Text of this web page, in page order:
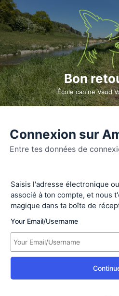
Connexion sur
Entre tes données de
Se
connecter
Saisis l'adresse électronique
associé à ton compte, et nous
magique dans ta boîte de
Your Email/Username
Bon
École canine Vaud